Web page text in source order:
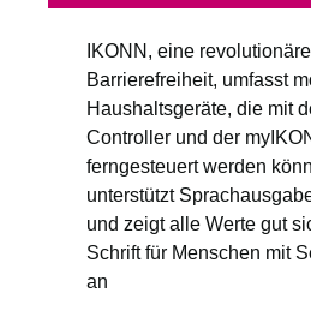
IKONN, eine
Barrierefreiheit, umfasst
Haushaltsgeräte, die mit
Controller und der
ferngesteuert werden
unterstützt
und zeigt alle Werte gut
Schrift für Menschen mit
an